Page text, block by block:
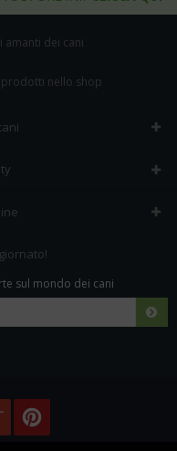
amanti dei cani
prodotti nello shop
sul mondo dei cani